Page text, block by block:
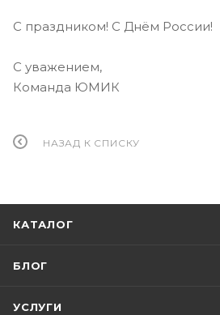
С праздником! С Днём России!
С уважением,
Команда ЮМИК
НАЗАД К СПИСКУ
КАТАЛОГ
БЛОГ
УСЛУГИ